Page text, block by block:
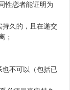
性恋者能证明为
持久的，且在递交
；
不可以（包括已